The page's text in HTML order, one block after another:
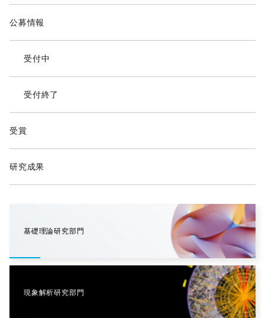
公募情報
受付中
受付終了
受賞
研究成果
基礎理論研究部門
現象解析研究部門